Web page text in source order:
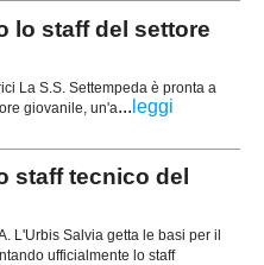
lo staff del settore
La S.S. Settempeda è pronta a
giovanile, un'a... leggi
staff tecnico del
L'Urbis Salvia getta le basi per il
ufficialmente lo staff